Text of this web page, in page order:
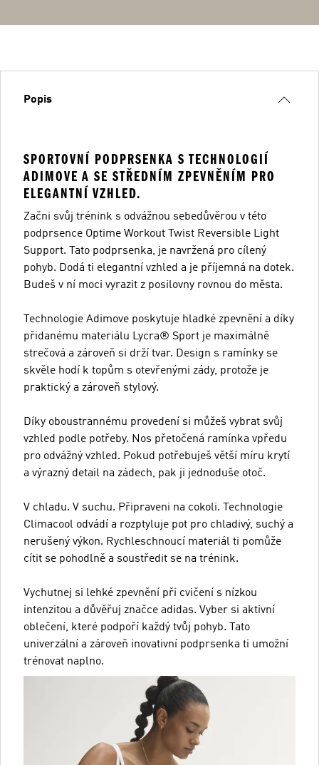
Popis
SPORTOVNÍ PODPRSENKA S TECHNOLOGIÍ
ADIMOVE A SE STŘEDNÍM ZPEVNĚNÍM PRO
ELEGANTNÍ VZHLED.
Začni svůj trénink s odvážnou sebedůvěrou v této
podprsence Optime Workout Twist Reversible Light
Support. Tato podprsenka, je navržená pro cílený
pohyb. Dodá ti elegantní vzhled a je příjemná na dotek.
Budeš v ní moci vyrazit z posilovny rovnou do města.
Technologie Adimove poskytuje hladké zpevnění a díky
přidanému materiálu Lycra® Sport je maximálně
strečová a zároveň si drží tvar. Design s ramínky se
skvěle hodí k topům s otevřenými zády, protože je
praktický a zároveň stylový.
Díky oboustrannému provedení si můžeš vybrat svůj
vzhled podle potřeby. Nos přetočená ramínka vpředu
pro odvážný vzhled. Pokud potřebuješ větší míru krytí
a výrazný detail na zádech, pak ji jednoduše otoč.
V chladu. V suchu. Připraveni na cokoli. Technologie
Climacool odvádí a rozptyluje pot pro chladivý, suchý a
nerušený výkon. Rychleschnoucí materiál ti pomůže
cítit se pohodlně a soustředit se na trénink.
Vychutnej si lehké zpevnění při cvičení s nízkou
intenzitou a důvěřuj značce adidas. Vyber si aktivní
oblečení, které podpoří každý tvůj pohyb. Tato
univerzální a zároveň inovativní podprsenka ti umožní
trénovat naplno.